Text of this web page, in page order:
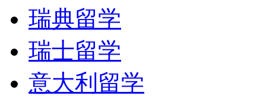
瑞典留学
瑞士留学
意大利留学